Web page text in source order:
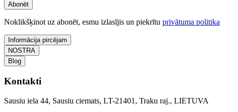
Abonēt
Noklikšķinot uz abonēt, esmu izlasījis un piekrītu privātuma politika
Informācija pircējam
NOSTRA
Blog
Kontakti
Sausiu iela 44, Sausiu ciemats, LT-21401, Traku raj., LIETUVA